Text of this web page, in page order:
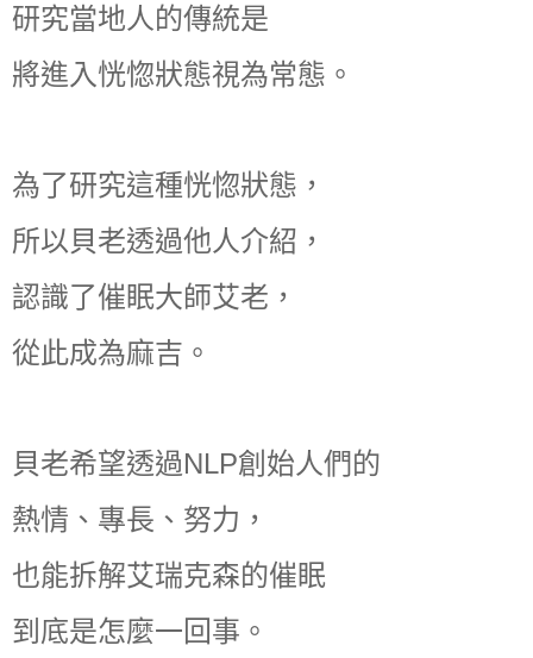
研究當地人的傳統是
將進入恍惚狀態視為常態。
為了研究這種恍惚狀態，
所以貝老透過他人介紹，
認識了催眠大師艾老，
從此成為麻吉。
貝老希望透過NLP創始人們的
熱情、專長、努力，
也能拆解艾瑞克森的催眠
到底是怎麼一回事。